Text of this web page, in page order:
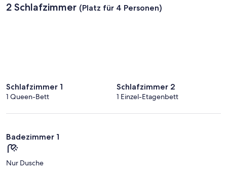
2 Schlafzimmer (Platz für 4 Personen)
Schlafzimmer 1
1 Queen-Bett
Schlafzimmer 2
1 Einzel-Etagenbett
Badezimmer 1
Nur Dusche